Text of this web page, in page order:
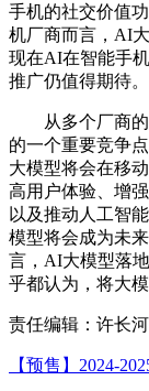
手机的社交价值
机厂商而言，AI
现在AI在智能手
推广仍值得期待。
从多个厂商的
的一个重要竞争
大模型将会在移
高用户体验、增
以及推动人工智
模型将会成为未
言，AI大模型落
乎都认为，将大
责任编辑：许长河
【预售】2024-